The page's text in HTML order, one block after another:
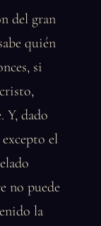
del gran
quién
si
Y, dado
el
no puede
la